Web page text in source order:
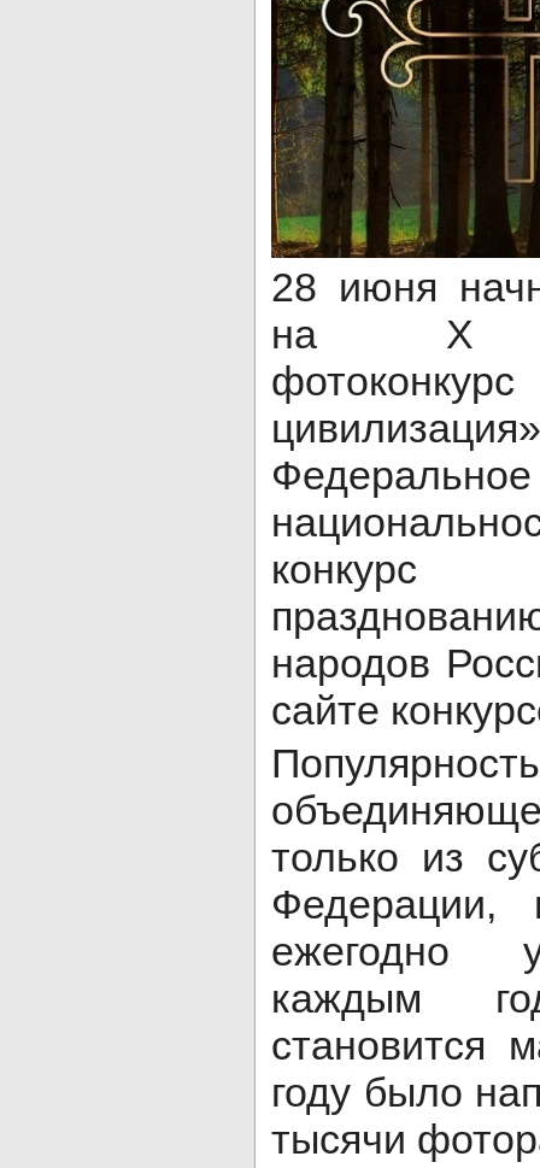
28 июня
на X
Федеральное
народов
сайте
только из
ежегодно
каждым
становится
году было
тысячи